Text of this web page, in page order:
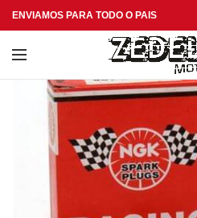
ENVIAMOS PARA TODO O PAIS